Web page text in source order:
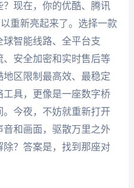
现在，你的优酷、腾讯
重新亮起来了。选择一款
球智能线路、全平台支
安全加密和实时售后等
区限制最高效、最稳定
具，更像是一座数字桥
今夜，不妨就重新打开
和画面，驱散万里之外
？答案是，找到那座对